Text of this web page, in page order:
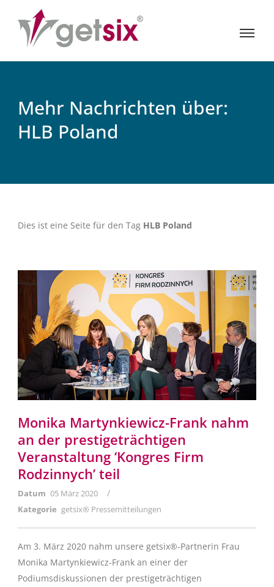
Mehr Nachrichten über:
HLB Poland
Dies ist eine Seite für den Tag HLB Poland
Monika Martynkiewicz-Frank nahm
an der prestigeträchtigen
Veranstaltung ‘Kongres Firm
Rodzinnych’ teil
Datum 05 März 2020 /
Kategorie getsix® Pressemitteilungen
Am 3. März 2020 nahm unsere getsix®-Partnerin Frau
Monika Martynkiewicz-Frank an einer der
Podiumsdiskussionen der prestigeträchtigen